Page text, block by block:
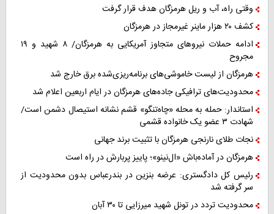
وقتی راه، آب و ریل هرمزگان هدف قرار گرفت
کشف ۲۰ هزار ماینر غیرمجاز در هرمزگان
ادامه حملات نیروهای متجاوز آمریکایی به هرمزگان/ ۸ شهید و ۱۹
مجروح
هرمزگان از لیست خاموشی‌های برنامه‌ریزی‌شده برق خارج شد
محدودیت‌های ترافیکی جاده‌های هرمزگان در ایام اربعین اعلام شد
استاندار: حمله به محله «چاه‌تنگو» قشم نشانه استیصال دشمن است/
شهادت ۳ عضو یک خانواده قشمی
نجات طلای نارنجی هرمزگان با تثبیت برند جهانی
هرمزگان در آماده‌باش «ال‌نینو»؛ پاییز پربارش در راه است
رئیس کل دادگستری: عرضه بنزین در بندرعباس بدون محدودیت از
سر گرفته شد
محدودیت تردد در تونل شهید میرزایی تا ۳۰ آبان